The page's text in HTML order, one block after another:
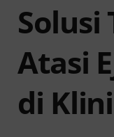
Solusi
Atasi
di